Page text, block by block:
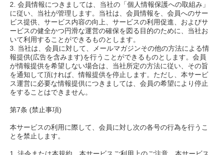
2. 会員情報につきましては、当社の「個人情報保護への取組み」
に従い、当社が管理します。当社は、会員情報を、会員へのサー
ビス提供、サービス内容の向上、サービスの利用促進、およびサ
ービスの健全かつ円滑な運営の確保を図る目的のために、当社お
いて利用することができるものとします。
3. 当社は、会員に対して、メールマガジンその他の方法による情
報提供(広告を含みます)を行うことができるものとします。会員
が情報提供を希望しない場合は、当社所定の方法に従い、その旨
を通知して頂ければ、情報提供を停止します。ただし、本サービ
ス運営に必要な情報提供につきましては、会員の希望により停止
をすることはできません。
第7条 (禁止事項)
本サービスの利用に際して、会員に対し次の各号の行為を行うこ
とを禁止します。